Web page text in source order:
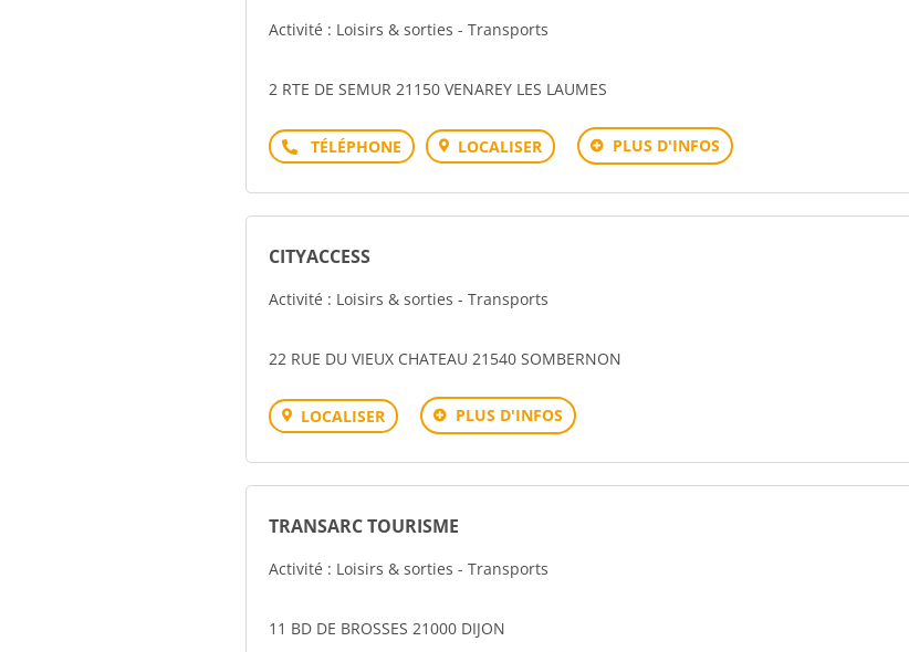
Activité : Loisirs & sorties - Transports
2 RTE DE SEMUR 21150 VENAREY LES LAUMES
Téléphone LOCALISER PLUS D'INFOS
CITYACCESS
Activité : Loisirs & sorties - Transports
22 RUE DU VIEUX CHATEAU 21540 SOMBERNON
LOCALISER PLUS D'INFOS
TRANSARC TOURISME
Activité : Loisirs & sorties - Transports
11 BD DE BROSSES 21000 DIJON